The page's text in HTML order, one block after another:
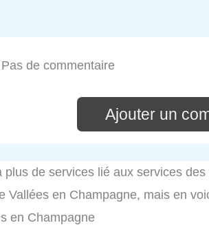
Pas de commentaire
Ajouter un
plus de services lié aux services
Vallées en Champagne, mais en
en Champagne